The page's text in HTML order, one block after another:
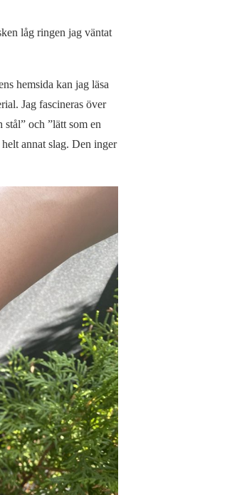
låg ringen jag väntat
hemsida kan jag läsa
Jag fascineras över
och ”lätt som en
annat slag. Den inger